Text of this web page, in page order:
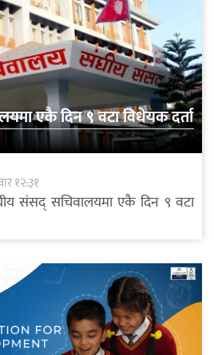
एकै दिन ९ वटा विधेयक दर्ता
१२:३१
संसद् सचिवालयमा एकै दिन ९ वटा